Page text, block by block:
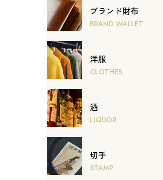
ブランド財布
BRAND WALLET
洋服
CLOTHES
酒
LIQUOR
切手
STAMP